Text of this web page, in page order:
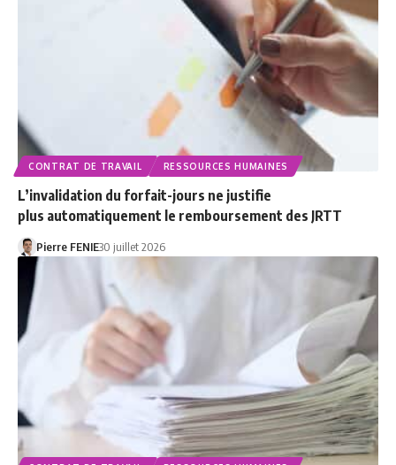
CONTRAT DE TRAVAIL RESSOURCES HUMAINES
L’invalidation du forfait-jours ne justifie
plus automatiquement le remboursement des JRTT
Pierre FENIE30 juillet 2026